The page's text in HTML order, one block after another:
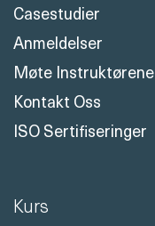
Casestudier
Anmeldelser
Møte Instruktørene
Kontakt Oss
ISO Sertifiseringer
Kurs